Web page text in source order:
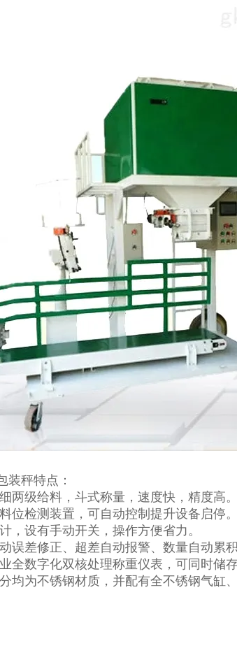
装秤特点：
两级给料，斗式称量，速度快，精度高。
位检测装置，可自动控制提升设备启停。
，设有手动开关，操作方便省力。
误差修正、超差自动报警、数量自动累
全数字化双核处理称重仪表，可同时储
均为不锈钢材质，并配有全不锈钢气缸